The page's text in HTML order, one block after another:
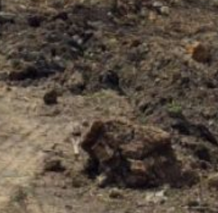
К концу сентября должны
завершить работы.
Напомним, что в текущем
году в крае
отремонтируют более 143
км дорог
по президентскому
нацпроекту
«Инфраструктура
для жизни», 117 км
из которых —
региональные
автомагистрали.
Подлежащие ремонту
объекты указаны в Атласе
проблемных объектов
края («Атлас 27»),
созданном по поручению
губернатора региона
Дмитрия Демешина.
В ТЕМУ:
Выбрать объект
для благоустройства